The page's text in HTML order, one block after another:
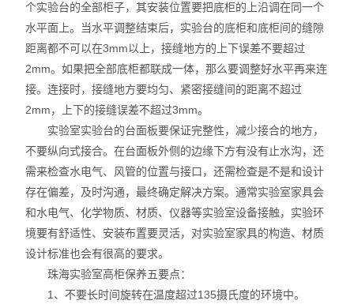
实验室规划建设
实验室家具系统
实验室装修工程
实验室行业工程
实验室仪器设备
实验室建造布局
洁净厂房工程
个实验台的全部柜子，其安装位置要把底柜的上沿调在同一个
水平面上。当水平调整结束后，实验台的底柜和底柜间的缝隙
距离都不可以在3mm以上，接缝地方的上下误差不要超过
2mm。如果把全部底柜都联成一体，那么要调整好水平再来连
接。连接时，接缝地方要均匀、紧密接缝间的距离不超过
2mm，上下的接缝误差不超过3mm。
实验室实验台的台面板要保证完整性，减少接合的地方，
不要纵向式接合。在台面板外侧的边缘下方有没有止水沟，还
需来检查水电气、风管的位置与接口，还需检查是不是和设计
存在偏差，及时沟通，最终确定解决方案。通常实验室家具会
和水电气、化学物质、材质、仪器等实验室设备接触，实验环
境要有舒适性、安装布置要灵活，对实验室家具的构造、材质
设计标准也会有很高的要求。
珠海实验室高柜保养五要点：
1、不要长时间旋转在温度超过135摄氏度的环境中。